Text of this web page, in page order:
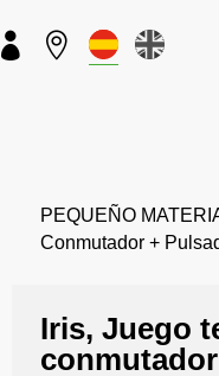
 
PEQUEÑO
Conmutador +
Iris, Juego